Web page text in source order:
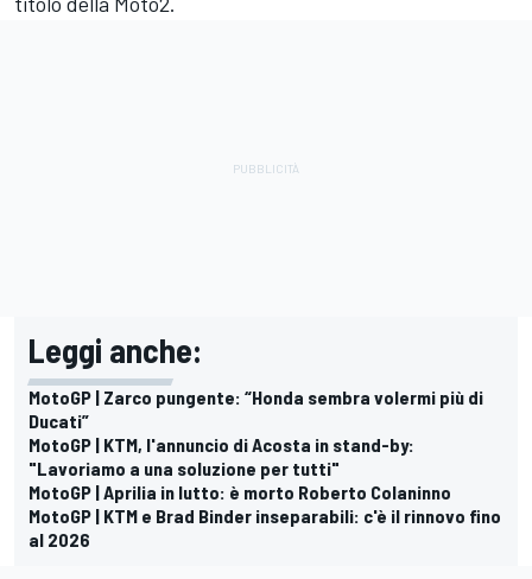
Leggi anche:
MotoGP | Zarco pungente: “Honda sembra volermi più di
Ducati”
MotoGP | KTM, l'annuncio di Acosta in stand-by:
"Lavoriamo a una soluzione per tutti"
MotoGP | Aprilia in lutto: è morto Roberto Colaninno
MotoGP | KTM e Brad Binder inseparabili: c'è il rinnovo fino
al 2026